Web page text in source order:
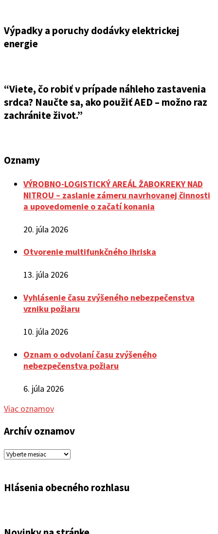
Výpadky a poruchy dodávky elektrickej
energie
“Viete, čo robiť v prípade náhleho zastavenia
srdca? Naučte sa, ako použiť AED – možno raz
zachránite život.”
Oznamy
VÝROBNO-LOGISTICKÝ AREÁL ŽABOKREKY NAD
NITROU – zaslanie zámeru navrhovanej činnosti
a upovedomenie o začatí konania
20. júla 2026
Otvorenie multifunkčného ihriska
13. júla 2026
Vyhlásenie času zvýšeného nebezpečenstva
vzniku požiaru
10. júla 2026
Oznam o odvolaní času zvýšeného
nebezpečenstva požiaru
6. júla 2026
Viac oznamov
Archív oznamov
Archív
Hlásenia obecného rozhlasu